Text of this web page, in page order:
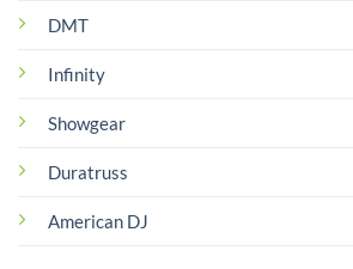
DMT
Infinity
Showgear
Duratruss
American DJ